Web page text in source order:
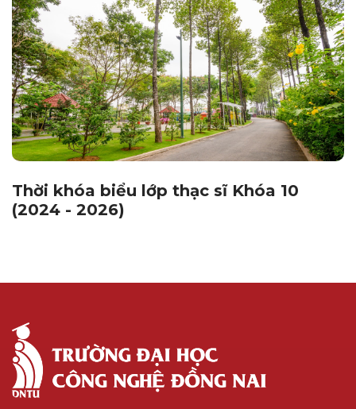
Thời khóa biểu lớp thạc sĩ Khóa 10
(2024 - 2026)